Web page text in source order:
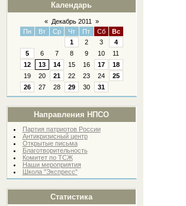
Календарь
« Декабрь 2011
»
Пн
Вт Ср Чт Пт Сб
Вс
1
2 3
4
5
6 7 8 9 10
11
12
13 14 15 16 17
18
19
20 21 22 23 24
25
26
27 28 29 30 31
Направления НПСО
Партия патриотов России
Антикризисный центр
Открытые письма
Благотворительность
Комитет по ТСЖ
Наши мероприятия
Школа "Экспресс"
Статистика